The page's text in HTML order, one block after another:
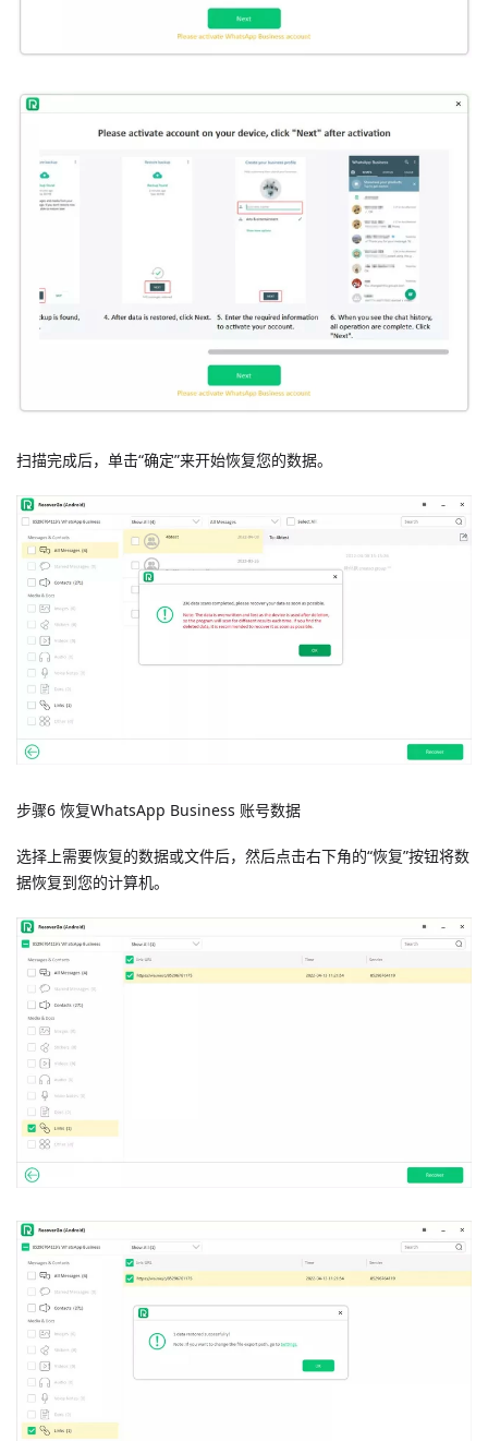
扫描完成后，单击“确定”来开始恢复您的数据。
步骤6 恢复WhatsApp Business 账号数据
选择上需要恢复的数据或文件后，然后点击右下角的“恢复”按钮将数
据恢复到您的计算机。